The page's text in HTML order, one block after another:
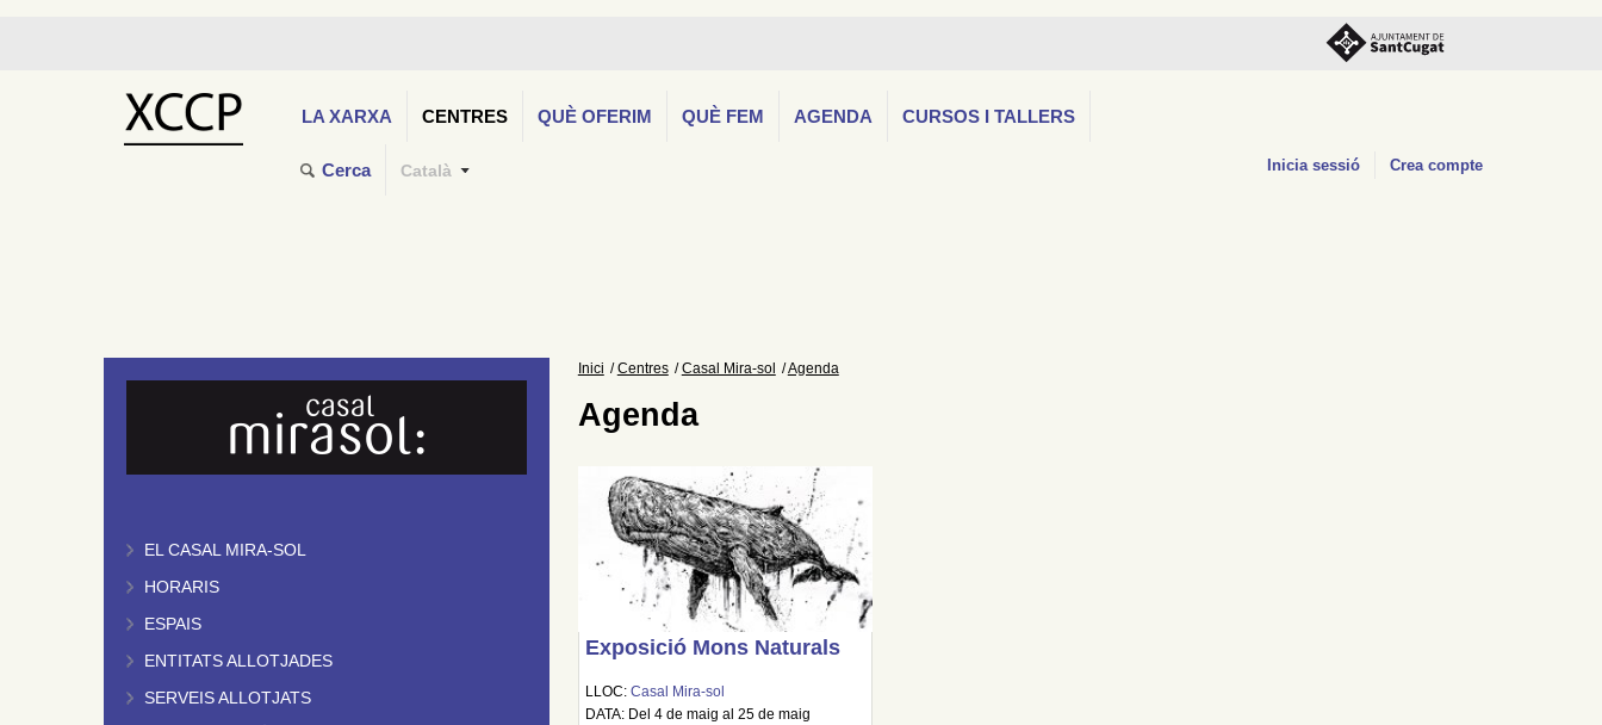
LA XARXA CENTRES QUÈ OFERIM QUÈ FEM AGENDA CURSOS I TALLERS
Cerca Català Inicia sessió Crea compte
EL CASAL MIRA-SOL
HORARIS
ESPAIS
ENTITATS ALLOTJADES
SERVEIS ALLOTJATS
Inici Centres Casal Mira-sol Agenda
Agenda
Exposició Mons Naturals
LLOC: Casal Mira-sol
DATA: Del 4 de maig al 25 de maig